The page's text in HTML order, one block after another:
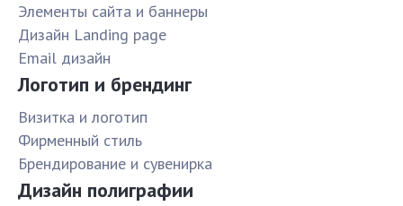
Элементы сайта и баннеры
Дизайн Landing page
Email дизайн
Логотип и брендинг
Визитка и логотип
Фирменный стиль
Брендирование и сувенирка
Дизайн полиграфии